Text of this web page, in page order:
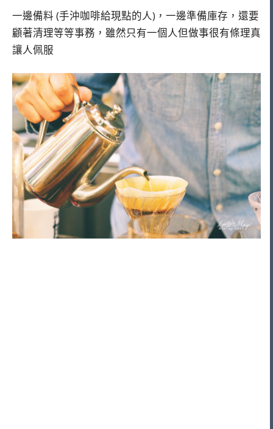
一邊備料 (手沖咖啡給現點的人)，一邊準備庫存，還要
顧著清理等等事務，雖然只有一個人但做事很有條理真
讓人佩服